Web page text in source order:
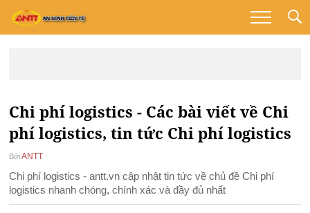
Chi phí logistics - Các bài viết về Chi
phí logistics, tin tức Chi phí logistics
Bởi ANTT
Chi phí logistics - antt.vn cập nhật tin tức về chủ đề Chi phí
logistics nhanh chóng, chính xác và đầy đủ nhất